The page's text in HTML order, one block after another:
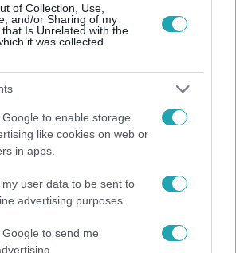
of Collection, Use,
and/or Sharing of my
Is Unrelated with the
it was collected.
to enable storage
like cookies on web or
in apps.
user data to be sent to
advertising purposes.
to send me